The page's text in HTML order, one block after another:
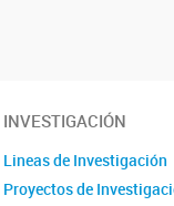
INVESTIGACIÓN
Lineas de Investigación
Proyectos de